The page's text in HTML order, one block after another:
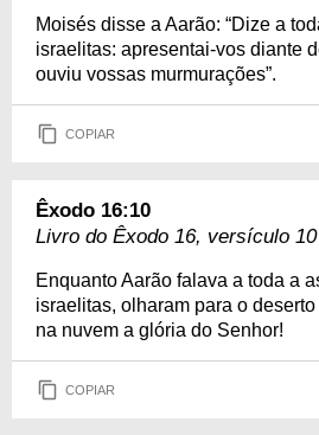
Moisés disse a Aarão: “Dize a
israelitas: apresentai-vos diante
ouviu vossas murmurações”.
COPIAR
Êxodo 16:10
Livro do Êxodo 16, versículo 10
Enquanto Aarão falava a toda a
israelitas, olharam para o
na nuvem a glória do Senhor!
COPIAR